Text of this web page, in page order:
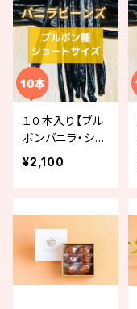
１０本入り【ブル
ボンバニラ・ショ
ートサイズ（10-1
3cm）】
¥2,100